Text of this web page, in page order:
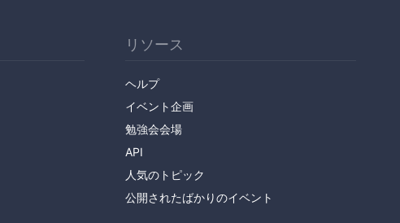
リソース
ヘルプ
イベント企画
勉強会会場
API
人気のトピック
公開されたばかりのイベント